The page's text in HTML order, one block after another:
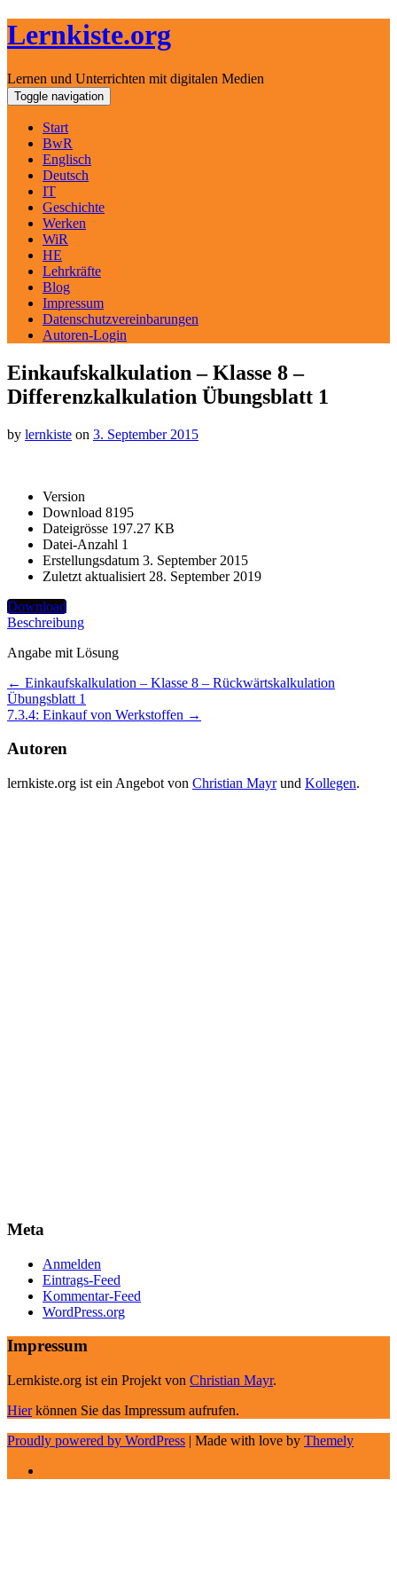
Lernkiste.org
Lernen und Unterrichten mit digitalen Medien
Skip
to
content
Toggle navigation
Start
BwR
Englisch
Deutsch
IT
Geschichte
Werken
WiR
HE
Lehrkräfte
Blog
Impressum
Datenschutzvereinbarungen
Autoren-Login
Einkaufskalkulation – Klasse 8 –
Differenzkalkulation Übungsblatt 1
by lernkiste on 3. September 2015
Version
Download 8195
Dateigrösse 197.27 KB
Datei-Anzahl 1
Erstellungsdatum 3. September 2015
Zuletzt aktualisiert 28. September 2019
Download
Beschreibung
Angabe mit Lösung
Post
navigation
← Einkaufskalkulation – Klasse 8 – Rückwärtskalkulation
Übungsblatt 1
7.3.4: Einkauf von Werkstoffen →
Autoren
lernkiste.org ist ein Angebot von Christian Mayrund Kollegen.
Meta
Anmelden
Eintrags-Feed
Kommentar-Feed
WordPress.org
Impressum
Lernkiste.org ist ein Projekt von Christian Mayr.
Hierkönnen Sie das Impressum aufrufen.
Proudly powered by WordPress | Made with love by Themely